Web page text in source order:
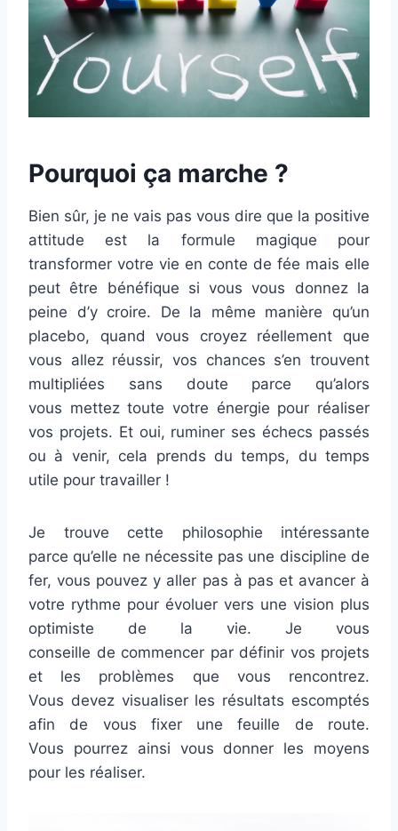
Pourquoi ça marche ?
Bien sûr, je ne vais pas vous dire que la positive
attitude est la formule magique pour
transformer votre vie en conte de fée mais elle
peut être bénéfique si vous vous donnez la
peine d’y croire. De la même manière qu’un
placebo, quand vous croyez réellement que
vous allez réussir, vos chances s’en trouvent
multipliées sans doute parce qu’alors
vous mettez toute votre énergie pour réaliser
vos projets. Et oui, ruminer ses échecs passés
ou à venir, cela prends du temps, du temps
utile pour travailler !
Je trouve cette philosophie intéressante
parce qu’elle ne nécessite pas une discipline de
fer, vous pouvez y aller pas à pas et avancer à
votre rythme pour évoluer vers une vision plus
optimiste de la vie. Je vous
conseille de commencer par définir vos projets
et les problèmes que vous rencontrez.
Vous devez visualiser les résultats escomptés
afin de vous fixer une feuille de route.
Vous pourrez ainsi vous donner les moyens
pour les réaliser.